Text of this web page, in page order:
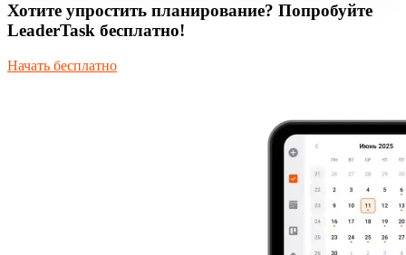
Хотите упростить планирование? Попробуйте
LeaderTask бесплатно!
Начать бесплатно